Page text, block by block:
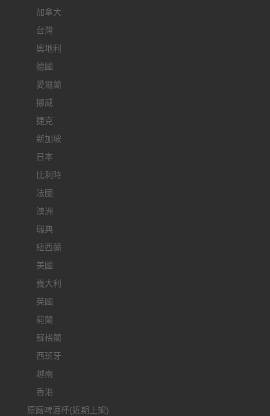
加拿大
台灣
奧地利
德國
愛爾蘭
挪威
捷克
新加坡
日本
比利時
法國
澳洲
瑞典
紐西蘭
美國
義大利
英國
荷蘭
蘇格蘭
西班牙
越南
香港
原廠啤酒杯(近期上架)